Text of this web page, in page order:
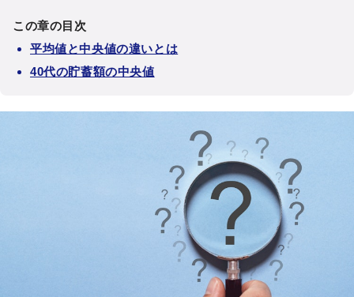
この章の目次
平均値と中央値の違いとは
40代の貯蓄額の中央値